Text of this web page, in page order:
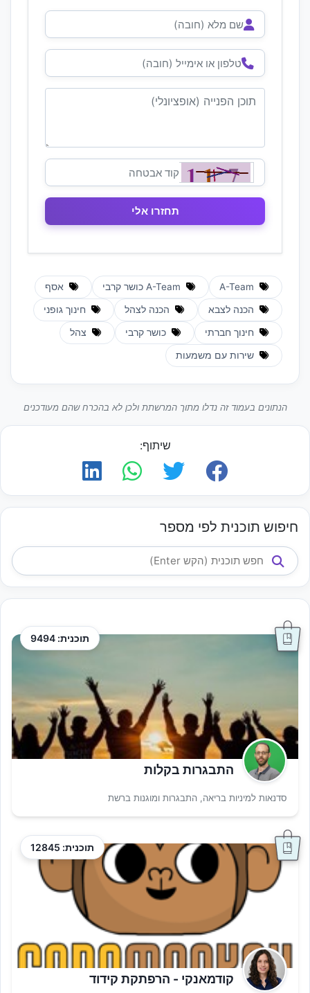
אסף
הכנה לצבא הכנה לצהל חינוך גופני
חינוך חברתי כושר קרבי צהל
שירות עם משמעות
הנתונים בעמוד זה נדלו מתוך המרשתת ולכן לא בהכרח שהם מעודכנים
שיתוף:
חיפוש תוכנית לפי מספר
תוכנית: 9494
התבגרות בקלות
סדנאות למיניות בריאה, התבגרות ומוגנות ברשת
תוכנית: 12845
קודמאנקי - הרפתקת קידוד